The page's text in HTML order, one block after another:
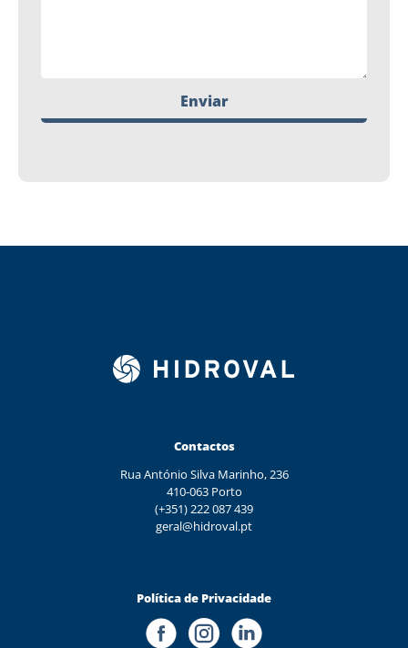
Enviar
Contactos
Rua António Silva Marinho, 236
410-063 Porto
(+351) 222 087 439
geral@hidroval.pt
Política de Privacidade